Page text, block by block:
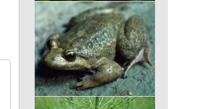
Chèvrefeuille
Discoglossus montalentii